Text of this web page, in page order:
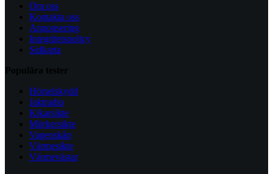
Om oss
Kontakta oss
Annonsering
Integritetspolicy
Sidkarta
Populära tester
Hörselskydd
Jaktradio
Kikarsikte
Mörkersikte
Vapenskåp
Värmesikte
Värmevästar